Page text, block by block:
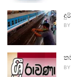
BY
BY